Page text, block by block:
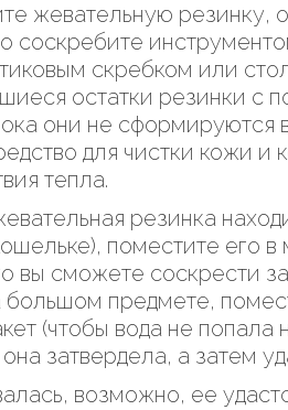
жевательную резинку,
соскребите
скребком или
остатки резинки с
они не сформируются
для чистки кожи и
тепла.
резинка
поместите его
вы сможете соскрести
предмете,
(чтобы вода не
затвердела, а затем
возможно, ее